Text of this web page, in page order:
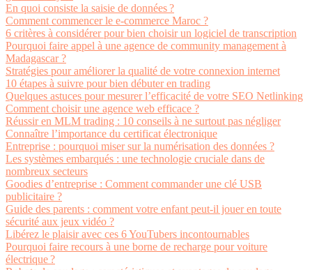
En quoi consiste la saisie de données ?
Comment commencer le e-commerce Maroc ?
6 critères à considérer pour bien choisir un logiciel de transcription
Pourquoi faire appel à une agence de community management à
Madagascar ?
Stratégies pour améliorer la qualité de votre connexion internet
10 étapes à suivre pour bien débuter en trading
Quelques astuces pour mesurer l’efficacité de votre SEO Netlinking
Comment choisir une agence web efficace ?
Réussir en MLM trading : 10 conseils à ne surtout pas négliger
Connaître l’importance du certificat électronique
Entreprise : pourquoi miser sur la numérisation des données ?
Les systèmes embarqués : une technologie cruciale dans de
nombreux secteurs
Goodies d’entreprise : Comment commander une clé USB
publicitaire ?
Guide des parents : comment votre enfant peut-il jouer en toute
sécurité aux jeux vidéo ?
Libérez le plaisir avec ces 6 YouTubers incontournables
Pourquoi faire recours à une borne de recharge pour voiture
électrique ?